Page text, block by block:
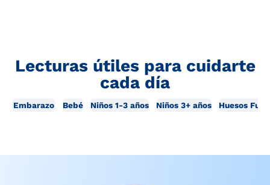
Lecturas útiles para cuidarte
cada día
Embarazo Bebé Niños 1-3 años Niños 3+ años Huesos